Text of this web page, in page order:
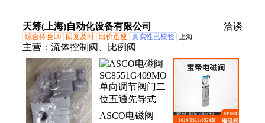
水泵控制阀 防
水锤 用于流体
控制
阀门 防爆型
天筹(上海)自动化设备有限公司 洽谈
综合体验L0 回复及时 出价迅速 真实性已核验 上海
主营： 流体控制阀、比例阀
ASCO电磁阀